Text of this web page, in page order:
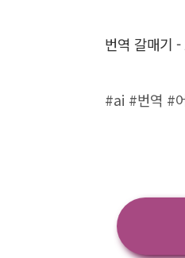
번역 갈매기
#ai #번역 #